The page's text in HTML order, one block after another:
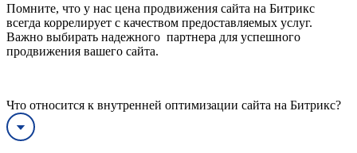
Помните, что у нас цена продвижения сайта на Битрикс
всегда коррелирует с качеством предоставляемых услуг.
Важно выбирать надежного партнера для успешного
продвижения вашего сайта.
Что относится к внутренней оптимизации сайта на Битрикс?